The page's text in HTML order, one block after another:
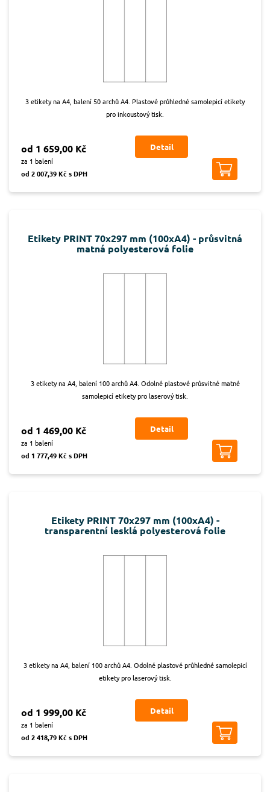
3 etikety na A4, balení 50 archů A4. Plastové průhledné samolepicí etikety
pro inkoustový tisk.
od 1 659,00 Kč
za 1 balení
od 2 007,39 Kč s DPH
Detail
Etikety PRINT 70x297 mm (100xA4) - průsvitná
matná polyesterová folie
3 etikety na A4, balení 100 archů A4. Odolné plastové průsvitné matné
samolepicí etikety pro laserový tisk.
od 1 469,00 Kč
za 1 balení
od 1 777,49 Kč s DPH
Detail
Etikety PRINT 70x297 mm (100xA4) -
transparentní lesklá polyesterová folie
3 etikety na A4, balení 100 archů A4. Odolné plastové průhledné samolepicí
etikety pro laserový tisk.
od 1 999,00 Kč
za 1 balení
od 2 418,79 Kč s DPH
Detail